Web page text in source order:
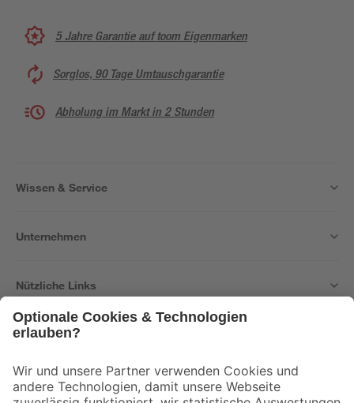
5 Jahre Garantie auf toom Eigenmarken
Sorglos, 90 Tage Umtauschgarantie
Abholung im Markt in 2 Stunden
Wissen & Service
Unternehmen
Nützliche Links
Der toom Newsletter: Keine Angebote und Aktionen mehr verpassen!